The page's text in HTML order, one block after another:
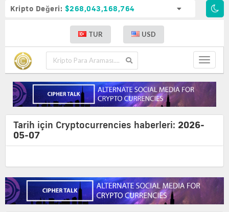
Kripto Değeri: $268,043,168,764
TUR USD
Toggle
Tarih için Cryptocurrencies haberleri: 2026-
05-07